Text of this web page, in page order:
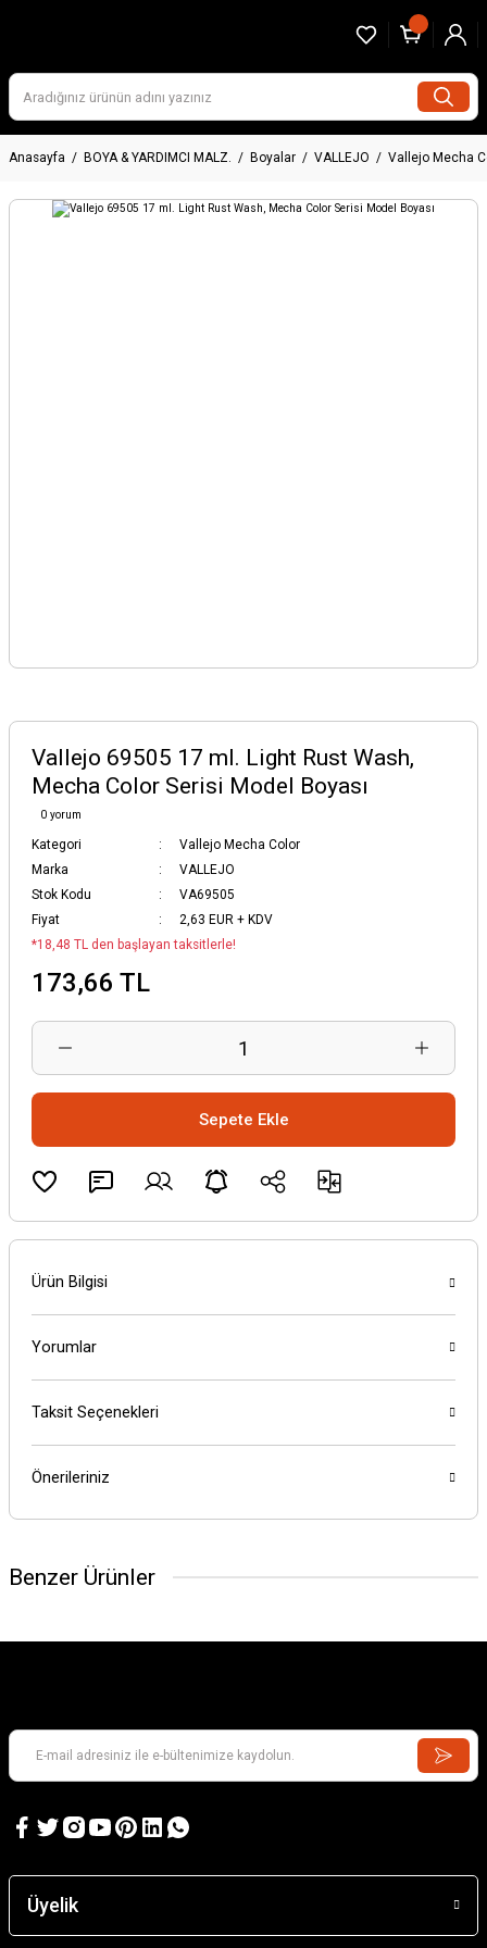
Anasayfa BOYA & YARDIMCI MALZ. Boyalar VALLEJO Vallejo Mecha
Vallejo 69505 17 ml. Light Rust Wash,
Mecha Color Serisi Model Boyası
0 yorum
Kategori
Vallejo Mecha Color
Marka
VALLEJO
Stok Kodu
VA69505
Fiyat
2,63 EUR + KDV
*18,48 TL den başlayan taksitlerle!
173,66 TL
Sepete Ekle
Ürün Bilgisi
Yorumlar
Taksit Seçenekleri
Önerileriniz
Benzer Ürünler
Üyelik